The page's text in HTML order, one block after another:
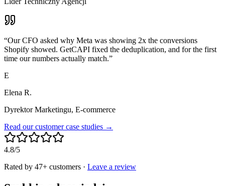
“Our CFO asked why Meta was showing 2x the conversions
Shopify showed. GetCAPI fixed the deduplication, and for the first
time our numbers actually match.”
E
Elena R.
Dyrektor Marketingu, E-commerce
Read our customer case studies →
4.8/5
Rated by 47+ customers · Leave a review